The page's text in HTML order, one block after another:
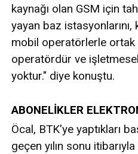
kaynağı olan GSM için
yayan baz istasyonlarını,
mobil operatörlerle ortak
operatördür ve
yoktur." diye konuştu.
ABONELİKLER
Öcal, BTK'ye yaptıkları
geçen yılın sonu itibarıyla